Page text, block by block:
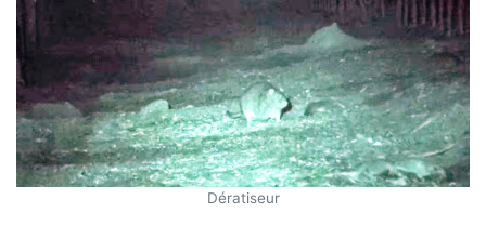
Dératiseur